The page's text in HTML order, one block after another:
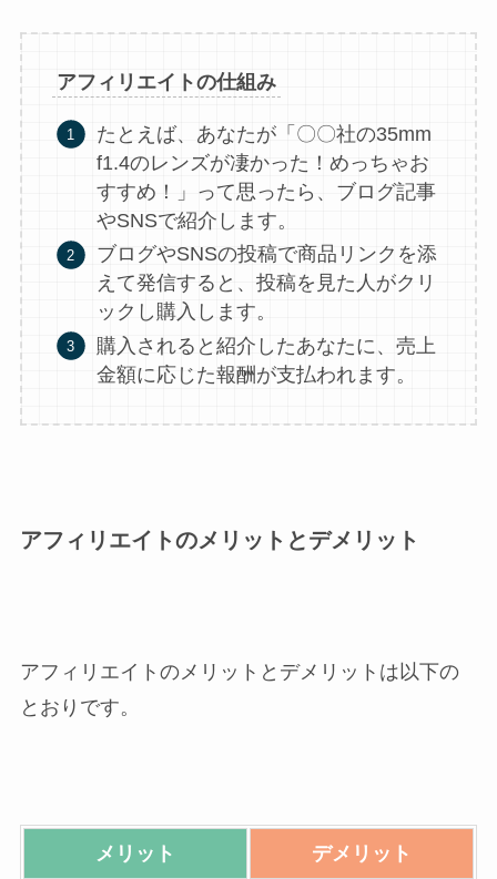
アフィリエイトの仕組み
たとえば、あなたが「〇〇社の35mm
f1.4のレンズが凄かった！めっちゃお
すすめ！」って思ったら、ブログ記事
やSNSで紹介します。
ブログやSNSの投稿で商品リンクを添
えて発信すると、投稿を見た人がクリ
ックし購入します。
購入されると紹介したあなたに、売上
金額に応じた報酬が支払われます。
アフィリエイトのメリットとデメリット
アフィリエイトのメリットとデメリットは以下の
とおりです。
メリット デメリット